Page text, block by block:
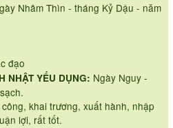
Nhâm Thìn - tháng Kỷ Dậu - năm
đạo
NHẬT YẾU DỤNG: Ngày Nguy -
khai trương, xuất hành, nhập
lợi, rất tốt.